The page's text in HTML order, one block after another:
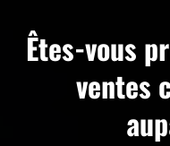
Êtes-vous
ventes